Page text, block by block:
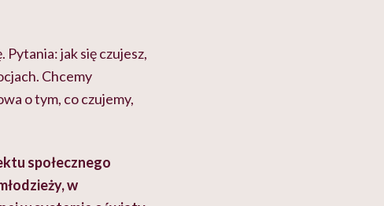
Pytania: jak się czujesz,
Chcemy
o tym, co czujemy,
społecznego
w